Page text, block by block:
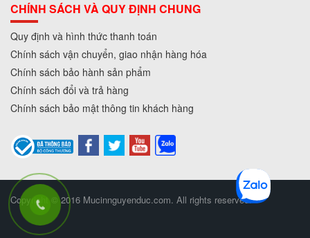
CHÍNH SÁCH VÀ QUY ĐỊNH CHUNG
Quy định và hình thức thanh toán
Chính sách vận chuyển, giao nhận hàng hóa
Chính sách bảo hành sản phẩm
Chính sách đổi và trả hàng
Chính sách bảo mật thông tin khách hàng
Copyright © 2016 Mucinnguyenduc.com. All rights reserved.